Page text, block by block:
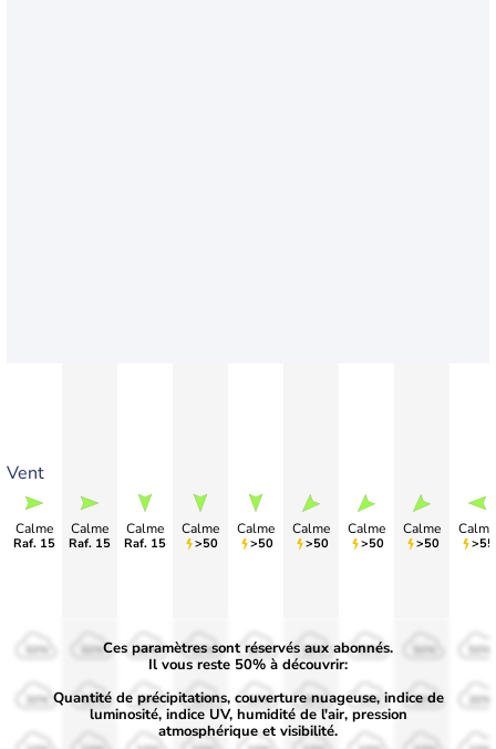
Vent
Calme
Raf. 15
Calme
Raf. 15
Calme
Raf. 15
Calme
>50
Calme
>50
Calme
>50
Calme
>50
Calme
>50
Calme
>55
50%
30%
50%
30%
50%
30%
50%
30%
50%
30%
50%
30%
50%
30% 30% 30%
Ces paramètres sont réservés aux abonnés.
Il vous reste 50% à découvrir:
Quantité de précipitations, couverture nuageuse, indice de
luminosité, indice UV, humidité de l'air, pression
atmosphérique et visibilité.